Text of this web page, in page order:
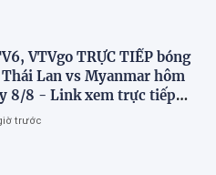
VTVgo TRỰC TIẾP bóng
Thái Lan vs Myanmar hôm
8/8 - Link xem trực tiếp
Cup 2026 mới nhất
trước